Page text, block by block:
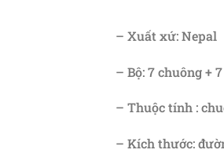
– Xuất xứ: Nepal
– Bộ: 7 chuông +
– Thuộc tính :
– Kích thước: